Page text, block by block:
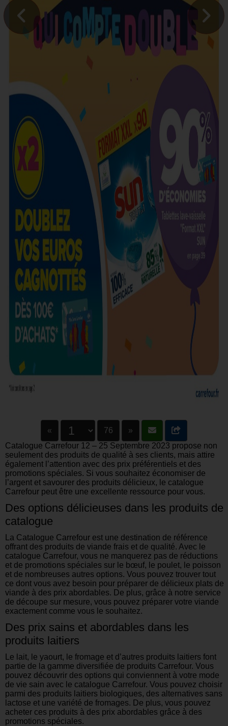
« 76
»
Catalogue Carrefour 12 – 25 Septembre 2023 propose non
seulement des produits de qualité à ses clients, mais attire
également l’attention avec des prix préférentiels et des
promotions spéciales. Si vous souhaitez économiser de
l’argent et savourer des produits délicieux, le catalogue
Carrefour peut être une excellente ressource pour vous.
Des options délicieuses dans les produits de
catalogue
La Catalogue Carrefour est une destination de référence
offrant des produits de viande frais et de qualité. Avec le
catalogue Carrefour, vous ne manquerez pas de réductions
et de promotions spéciales sur le bœuf, le poulet, le poisson
et de nombreuses autres options. Vous pouvez trouver tout
ce dont vous avez besoin pour préparer de délicieux plats de
viande à des prix abordables. De plus, grâce à notre service
de découpe sur mesure, vous pouvez préparer votre viande
exactement comme vous le souhaitez.
Des prix sains et abordables dans les
produits laitiers
Le lait, le yaourt, le fromage et d’autres produits laitiers font
partie de la gamme diversifiée de produits Carrefour. Vous
pouvez découvrir des options qui conviennent à votre mode
de vie sain avec le catalogue Carrefour. Vous pouvez choisir
parmi des produits laitiers biologiques, des alternatives sans
lactose et une variété de fromages. De plus, vous pouvez
acheter ces produits à des prix abordables grâce à des
promotions spéciales.